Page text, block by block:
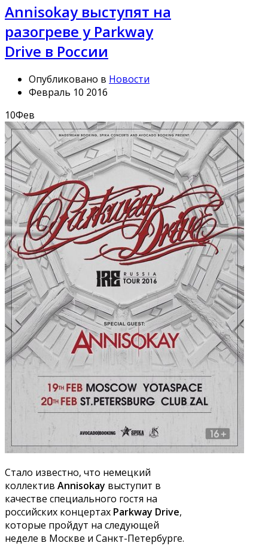
Annisokay выступят на
разогреве у Parkway
Drive в России
Опубликовано в Новости
Февраль 10 2016
10Фев
Стало известно, что немецкий
коллектив Annisokay выступит в
качестве специального гостя на
российских концертах Parkway Drive,
которые пройдут на следующей
неделе в Москве и Санкт-Петербурге.